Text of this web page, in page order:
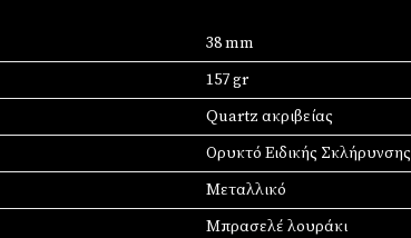
38 mm
157 gr
Quartz ακριβείας
Ορυκτό Ειδικής Σκλήρυνσης
Mεταλλικό
Μπρασελέ λουράκι